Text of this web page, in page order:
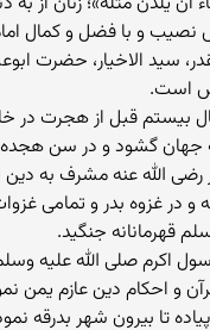
و با فضل و کمال امام
سید الاخیار، حضرت
است.
بیستم قبل از هجرت در
جهان گشود و در سن
الله عنه مشرف به دین
در غزوه بدر و تمامی
قهرمانانه جنگید.
اکرم صلی الله علیه
و احکام دین عازم
تا بیرون شهر بدرقه